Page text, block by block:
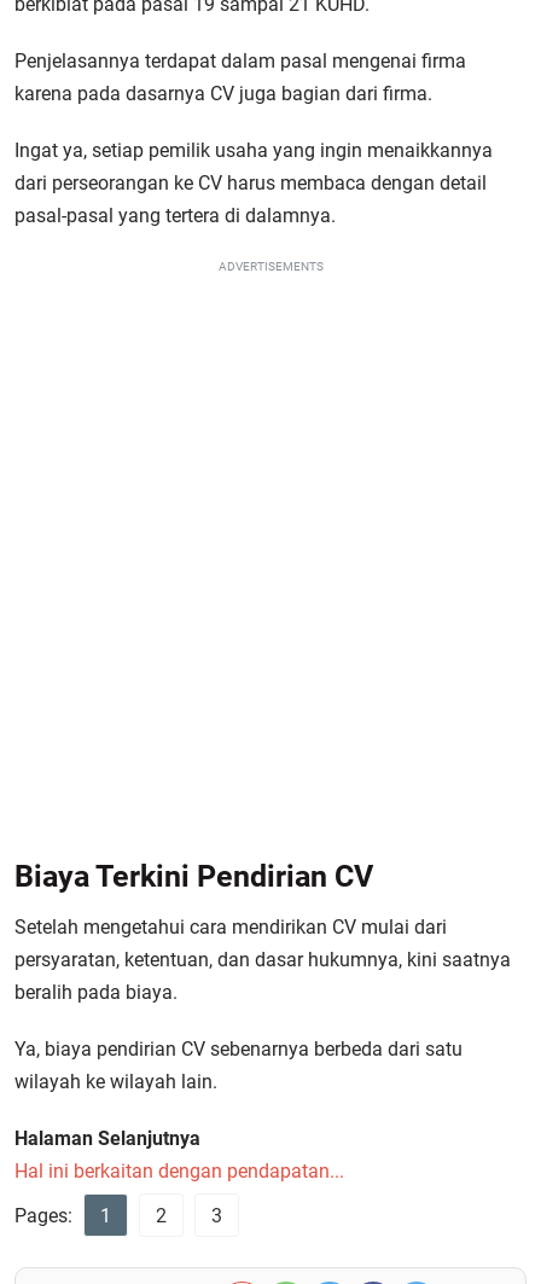
Penjelasannya terdapat dalam pasal mengenai firma
karena pada dasarnya CV juga bagian dari firma.
Ingat ya, setiap pemilik usaha yang ingin menaikkannya
dari perseorangan ke CV harus membaca dengan detail
pasal-pasal yang tertera di dalamnya.
ADVERTISEMENTS
Biaya Terkini Pendirian CV
Setelah mengetahui cara mendirikan CV mulai dari
persyaratan, ketentuan, dan dasar hukumnya, kini saatnya
beralih pada biaya.
Ya, biaya pendirian CV sebenarnya berbeda dari satu
wilayah ke wilayah lain.
Halaman Selanjutnya
Hal ini berkaitan dengan pendapatan...
Pages:
1 2 3